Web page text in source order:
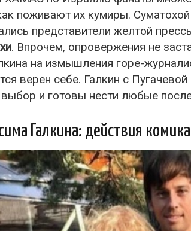
поживают их кумиры.
представители желтой
. Впрочем, опровержения не
на измышления горе-
верен себе. Галкин с
и готовы нести любые
Галкина: действия